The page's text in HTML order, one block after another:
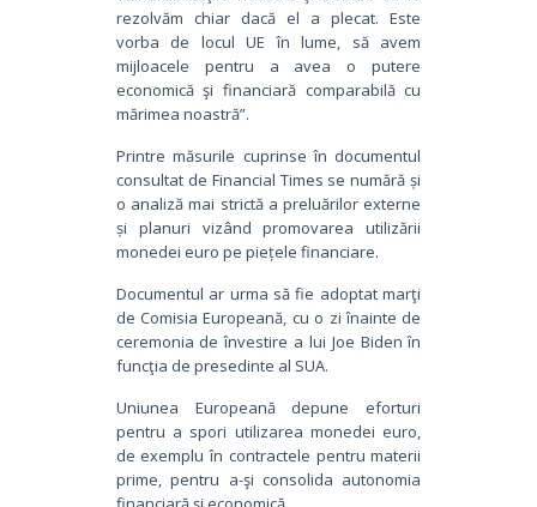
rezolvăm chiar dacă el a plecat. Este
vorba de locul UE în lume, să avem
mijloacele pentru a avea o putere
economică şi financiară comparabilă cu
mărimea noastră”.
Printre măsurile cuprinse în documentul
consultat de Financial Times se numără și
o analiză mai strictă a preluărilor externe
și planuri vizând promovarea utilizării
monedei euro pe piețele financiare.
Documentul ar urma să fie adoptat marţi
de Comisia Europeană, cu o zi înainte de
ceremonia de învestire a lui Joe Biden în
funcţia de presedinte al SUA.
Uniunea Europeană depune eforturi
pentru a spori utilizarea monedei euro,
de exemplu în contractele pentru materii
prime, pentru a-şi consolida autonomia